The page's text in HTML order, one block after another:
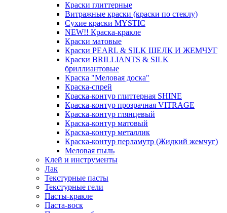
Краски глиттерные
Витражные краски (краски по стеклу)
Сухие краски MYSTIC
NEW!! Краска-кракле
Краски матовые
Краски PEARL & SILK ШЕЛК И ЖЕМЧУГ
Краски BRILLIANTS & SILK
бриллиантовые
Краска "Меловая доска"
Краска-спрей
Краска-контур глиттерная SHINE
Краска-контур прозрачная VITRAGE
Краска-контур глянцевый
Краска-контур матовый
Краска-контур металлик
Краска-контур перламутр (Жидкий жемчуг)
Меловая пыль
Клей и инструменты
Лак
Текстурные пасты
Текстурные гели
Пасты-кракле
Паста-воск